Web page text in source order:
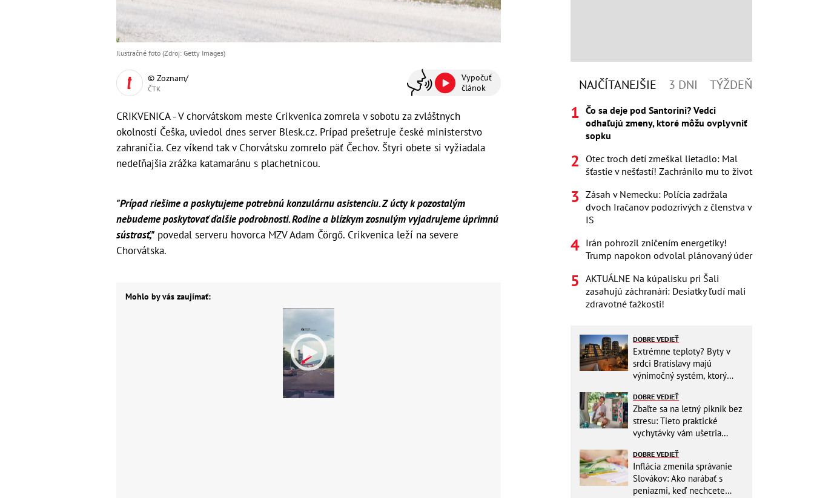
Ilustračné foto (Zdroj: Getty Images)
© Zoznam/
ČTK
Vypočuť
článok
CRIKVENICA - V chorvátskom meste Crikvenica zomrela v sobotu za zvláštnych
okolností Češka, uviedol dnes server Blesk.cz. Prípad prešetruje české ministerstvo
zahraničia. Cez víkend tak v Chorvátsku zomrelo päť Čechov. Štyri obete si vyžiadala
nedeľňajšia zrážka katamaránu s plachetnicou.
"Prípad riešime a poskytujeme potrebnú konzulárnu asistenciu. Z úcty k pozostalým
nebudeme poskytovať ďalšie podrobnosti. Rodine a blízkym zosnulým vyjadrujeme úprimnú
sústrasť," povedal serveru hovorca MZV Adam Čörgő. Crikvenica leží na severe
Chorvátska.
Mohlo by vás zaujímať:
NAJČÍTANEJŠIE 3 DNI TÝŽDEŇ
Čo sa deje pod Santorini? Vedci
odhaľujú zmeny, ktoré môžu ovplyvniť
sopku
Otec troch detí zmeškal lietadlo: Mal
šťastie v nešťastí! Zachránilo mu to život
Zásah v Nemecku: Polícia zadržala
dvoch Iračanov podozrivých z členstva v
IS
Irán pohrozil zničením energetiky!
Trump napokon odvolal plánovaný úder
AKTUÁLNE Na kúpalisku pri Šali
zasahujú záchranári: Desiatky ľudí mali
zdravotné ťažkosti!
DOBRE VEDIEŤ
Extrémne teploty? Byty v
srdci Bratislavy majú
výnimočný systém, ktorý
DOBRE VEDIEŤ
Zbaľte sa na letný piknik bez
stresu: Tieto praktické
vychytávky vám ušetria
DOBRE VEDIEŤ
Inflácia zmenila správanie
Slovákov: Ako narábať s
peniazmi, keď nechcete